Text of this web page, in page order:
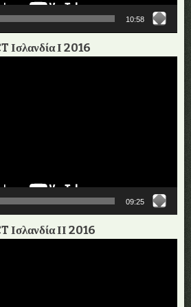
10:58
Ισλανδία Ι 2016
09:25
ΙΙ 2016